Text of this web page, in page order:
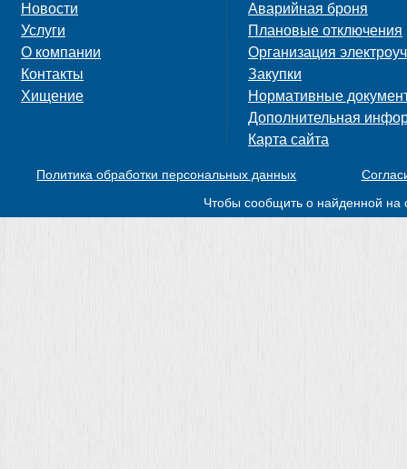
Новости
Услуги
О компании
Контакты
Хищение
Аварийная броня
Плановые отключения
Организация
Закупки
Нормативные
Дополнительная
Карта сайта
Политика обработки персональных данных
Чтобы сообщить о найденной на